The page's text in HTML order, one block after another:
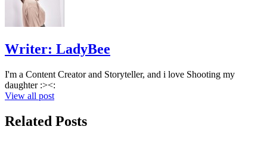
Writer: LadyBee
I'm a Content Creator and Storyteller, and i love Shooting my
daughter :><:
View all post
Related Posts